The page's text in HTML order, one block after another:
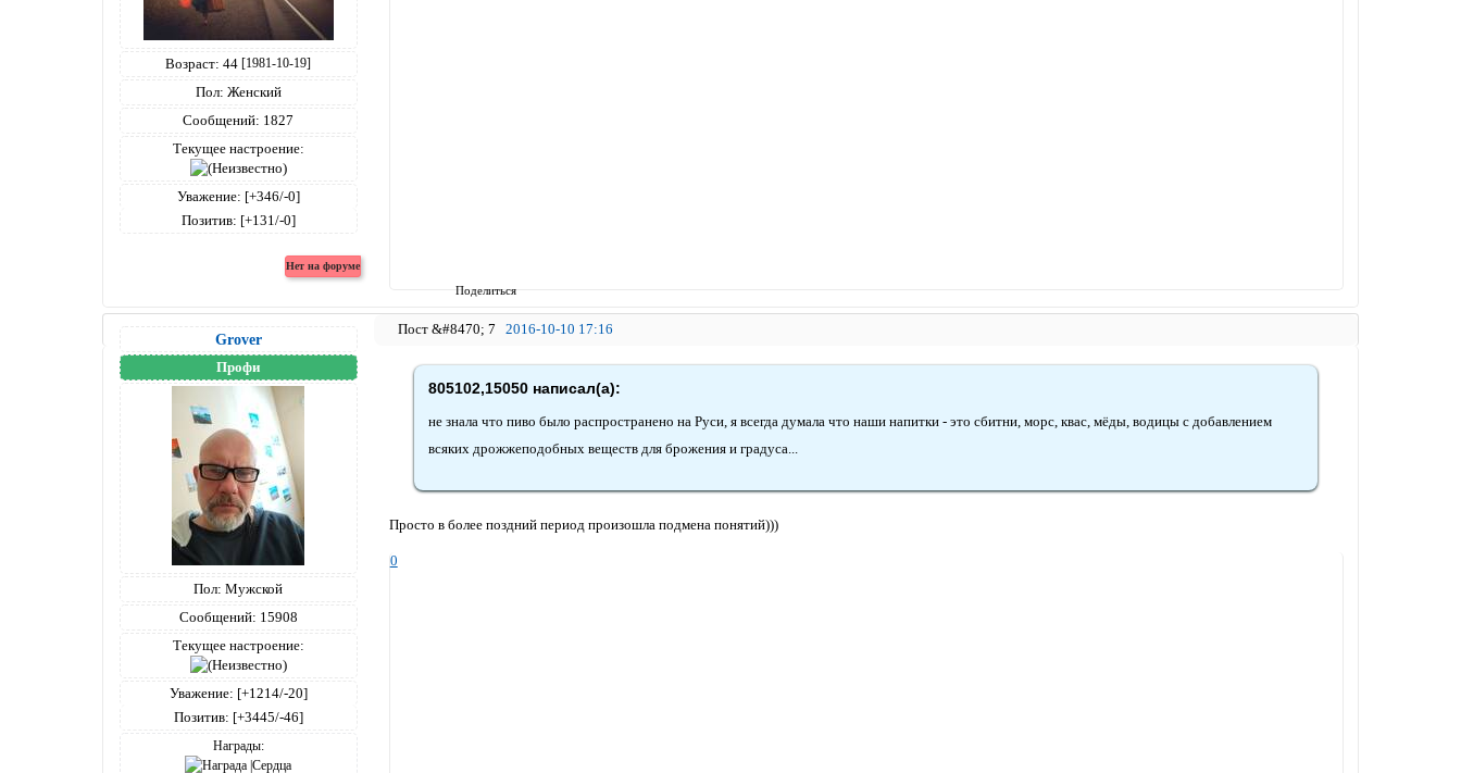
Поделиться
Возраст: 44[1981-10-19]
Пол: Женский
Сообщений: 1827
Текущее настроение:
Уважение: [+346/-0]
Позитив: [+131/-0]
7 2016-10-10 17:16
Grover
Профи
Пол: Мужской
Сообщений: 15908
Текущее настроение:
Уважение: [+1214/-20]
Позитив: [+3445/-46]
Награды:
805102,15050 написал(а):
не знала что пиво было распространено на Руси, я всегда думала что наши напитки - это сбитни, морс, квас, мёды, водицы с добавлением
всяких дрожжеподобных веществ для брожения и градуса...
Просто в более поздний период произошла подмена понятий)))
0